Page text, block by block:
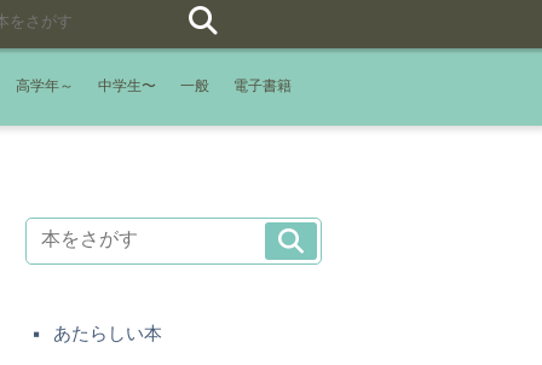
高学年～ 中学生〜 一般 電子書籍
あたらしい本